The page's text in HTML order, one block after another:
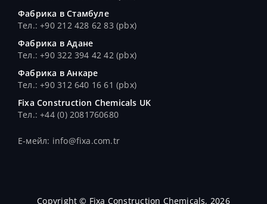
Фабрика в Стамбуле
Тел.: +90 212 428 62 83 (pbx)
Фабрика в Адане
Тел.: +90 322 394 42 42 (pbx)
Фабрика в Анкаре
Тел.: +90 312 640 16 61 (pbx)
Fixa Construction Chemicals UK
Тел.: +44 (0) 2081760680
E-мейл: info@fixa.com.tr
Copyright © Fixa Construction Chemicals, 2026